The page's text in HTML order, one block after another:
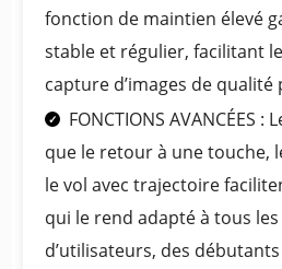
fonction de maintien élevé
stable et régulier, facilitant
capture d’images de
FONCTIONS AVANCÉES
que le retour à une touche,
le vol avec trajectoire
qui le rend adapté à tous
d’utilisateurs, des